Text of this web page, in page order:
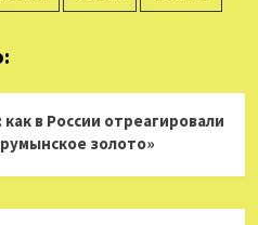
в России отреагировали
золото»